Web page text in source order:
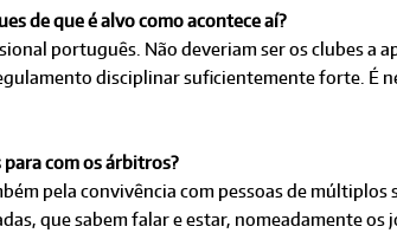
de que é alvo como acontece aí?
português. Não deveriam ser os clubes a
disciplinar suficientemente forte. É
com os árbitros?
pela convivência com pessoas de múltiplos
que sabem falar e estar, nomeadamente os